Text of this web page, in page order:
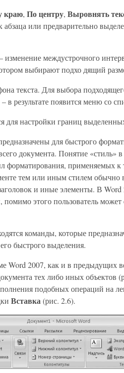
краю, По центру, Выровнять
или предварительно
изменение междустрочного
выбирают подхо дящий
текста. Для выбора
в результате появится меню со
для настройки границ
для быстрого
документа. Понятие «стиль» в
форматирования, применяемых к
тем или иным стилем обычно
и иные элементы. В Word
этого пользователь может
команды, которые
быстрого выделения.
Word 2007, как и в предыдущих
тех либо иных объектов
подобных операций на
Вставка(рис. 2.6).